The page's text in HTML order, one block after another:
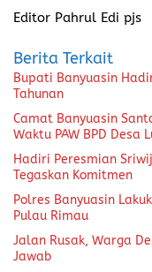
Editor Pahrul Edi pjs
Berita Terkait
Bupati Banyuasin
Tahunan
Camat Banyuasin
Waktu PAW BPD Desa
Hadiri Peresmian
Tegaskan Komitmen
Polres Banyuasin
Pulau Rimau
Jalan Rusak, Warga
Jawab